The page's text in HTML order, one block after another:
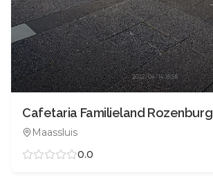
Cafetaria Familieland Rozenburg
Maassluis
0.0